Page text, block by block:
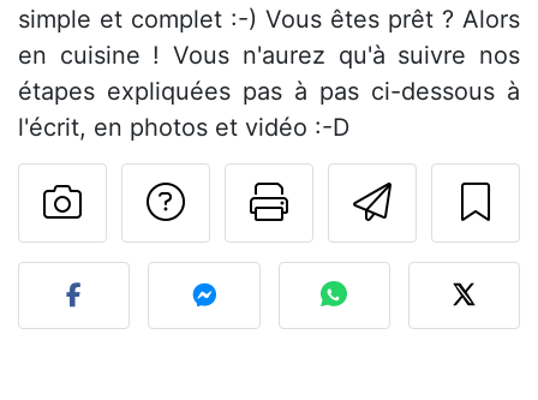
simple et complet :-) Vous êtes prêt ? Alors
en cuisine ! Vous n'aurez qu'à suivre nos
étapes expliquées pas à pas ci-dessous à
l'écrit, en photos et vidéo :-D
Imprimer
Poser une
Publier votre photo de